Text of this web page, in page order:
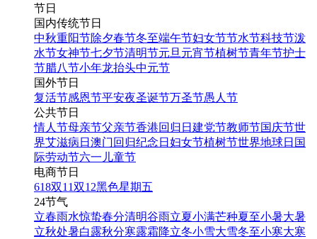
节日
国内传统节日
中秋重阳节除夕春节冬至端午节妇女节节水节科技节泼
水节女神节七夕节清明节元旦 元宵节植树节青年节护士
节腊八节小年龙抬头中元节
国外节日
复活节感恩节平安夜圣诞节万圣节愚人节
公共节日
情人节母亲节父亲节香港回归日 建党节教师节国庆节世
界艾滋病日 澳门回归纪念日 妇女节植树节世界地球日 国
际劳动节六一儿童节
电商节日
618双11双12黑色星期五
24节气
立春雨水惊蛰春分清明谷雨立夏小满芒种夏至小暑大暑
立秋处暑白露秋分寒露霜降立冬小雪大雪冬至小寒大寒